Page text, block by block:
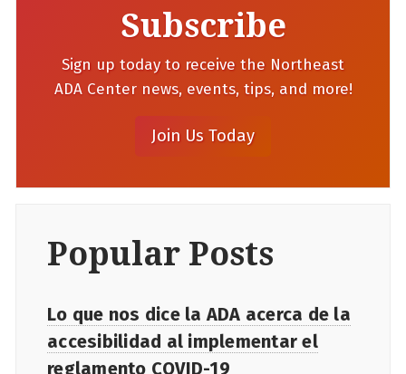
Subscribe
Sign up today to receive the Northeast
ADA Center news, events, tips, and more!
Popular Posts
Lo que nos dice la ADA acerca de la
accesibilidad al implementar el
reglamento COVID-19